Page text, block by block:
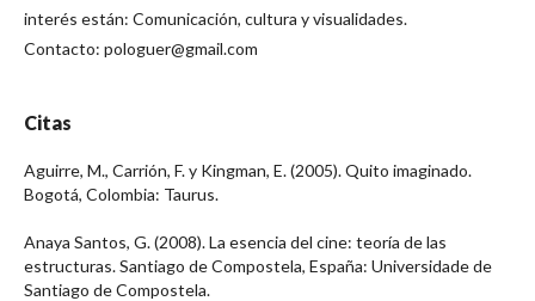
interés están: Comunicación, cultura y visualidades.
Contacto: pologuer@gmail.com
Citas
Aguirre, M., Carrión, F. y Kingman, E. (2005). Quito imaginado.
Bogotá, Colombia: Taurus.
Anaya Santos, G. (2008). La esencia del cine: teoría de las
estructuras. Santiago de Compostela, España: Universidade de
Santiago de Compostela.